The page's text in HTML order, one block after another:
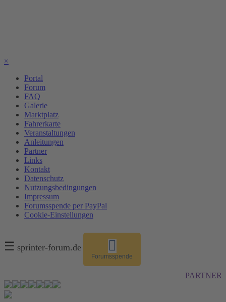
×
Portal
Forum
FAQ
Galerie
Marktplatz
Fahrerkarte
Veranstaltungen
Anleitungen
Partner
Links
Kontakt
Datenschutz
Nutzungsbedingungen
Impressum
Forumsspende per PayPal
Cookie-Einstellungen
☰ sprinter-forum.de
Forumsspende
PARTNER